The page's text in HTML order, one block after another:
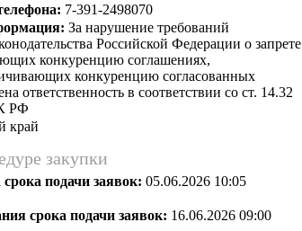
7-391-2498070
За нарушение требований
Российской Федерации о запрете
конкуренцию соглашениях,
конкуренцию согласованных
ответственность в соответствии со ст. 14.32
РФ
край
закупки
подачи заявок: 05.06.2026 10:05
срока подачи заявок: 16.06.2026 09:00